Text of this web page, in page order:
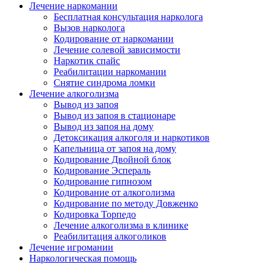
Лечение наркомании
Бесплатная консультация нарколога
Вызов нарколога
Кодирование от наркомании
Лечение солевой зависимости
Наркотик спайс
Реабилитации наркомании
Снятие синдрома ломки
Лечение алкоголизма
Вывод из запоя
Вывод из запоя в стационаре
Вывод из запоя на дому
Детоксикация алкоголя и наркотиков
Капельница от запоя на дому
Кодирование Двойной блок
Кодирование Эспераль
Кодирование гипнозом
Кодирование от алкоголизма
Кодирование по методу Довженко
Кодировка Торпедо
Лечение алкоголизма в клинике
Реабилитация алкоголиков
Лечение игромании
Наркологическая помощь